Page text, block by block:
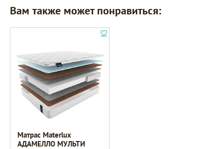
Вам также может понравиться:
Матрас Materlux
АДАМЕЛЛО МУЛЬТИ